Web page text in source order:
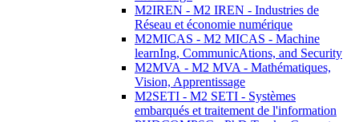
M2IREN - M2 IREN - Industries de
Réseau et économie numérique
M2MICAS - M2 MICAS - Machine
learnIng, CommunicAtions, and Security
M2MVA - M2 MVA - Mathématiques,
Vision, Apprentissage
M2SETI - M2 SETI - Systèmes
embarqués et traitement de l'information